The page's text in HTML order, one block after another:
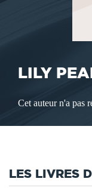
LILY
Cet auteur n'a pas
LES LIVRES